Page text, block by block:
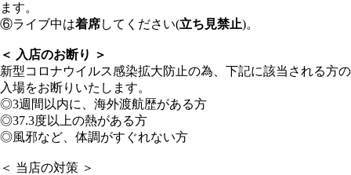
ます。
⑥ライブ中は着席してください(立ち見禁止)。
＜ 入店のお断り ＞
新型コロナウイルス感染拡大防止の為、下記に該当される方の
入場をお断りいたします。
◎3週間以内に、海外渡航歴がある方
◎37.3度以上の熱がある方
◎風邪など、体調がすぐれない方
＜ 当店の対策 ＞